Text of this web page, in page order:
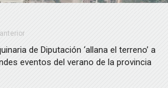
de Diputación ‘allana el terreno’ a
eventos del verano de la provincia